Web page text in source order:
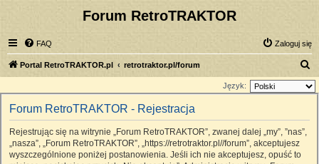
Forum RetroTRAKTOR
FAQ Zaloguj się
Portal RetroTRAKTOR.pl retrotraktor.pl/forum
z
Język:
Forum RetroTRAKTOR - Rejestracja
Rejestrując się na witrynie „Forum RetroTRAKTOR”, zwanej dalej „my”, ”nas”,
„nasza”, „Forum RetroTRAKTOR”, „https://retrotraktor.pl//forum”, akceptujesz
wyszczególnione poniżej postanowienia. Jeśli ich nie akceptujesz, opuść to